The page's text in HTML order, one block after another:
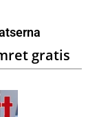
gratis